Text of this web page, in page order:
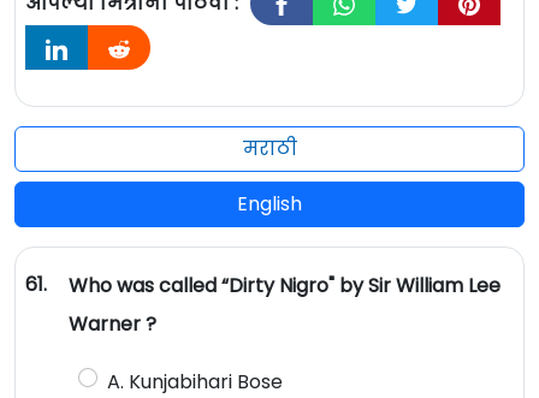
मराठी
English
61.
Who was called “Dirty Nigro" by Sir William Lee
Warner ?
A. Kunjabihari Bose